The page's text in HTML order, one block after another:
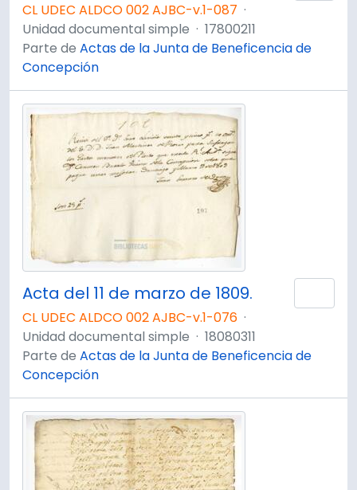
CL UDEC ALDCO 002 AJBC-v.1-087 ·
Unidad documental simple · 17800211
Parte de Actas de la Junta de Beneficencia de
Concepción
Acta del 11 de marzo de 1809.
CL UDEC ALDCO 002 AJBC-v.1-076 ·
Unidad documental simple · 18080311
Parte de Actas de la Junta de Beneficencia de
Concepción